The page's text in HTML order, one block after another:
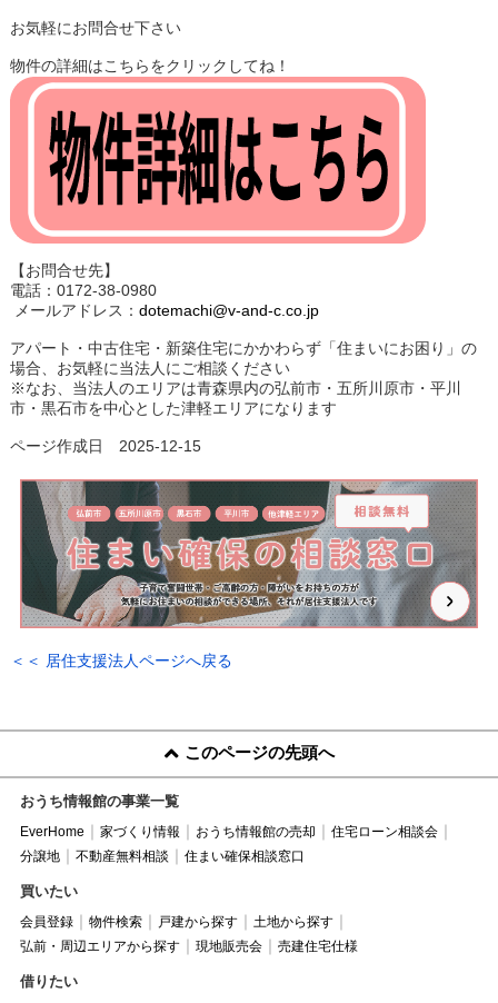
お気軽にお問合せ下さい
物件の詳細はこちらをクリックしてね！
【お問合せ先】
電話：0172-38-0980
メールアドレス： dotemachi@v-and-c.co.jp
アパート・中古住宅・新築住宅にかかわらず「住まいにお困り」の
場合、お気軽に当法人にご相談ください
※なお、当法人のエリアは青森県内の弘前市・五所川原市・平川
市・黒石市を中心とした津軽エリアになります
ページ作成日 2025-12-15
＜＜ 居住支援法人ページへ戻る
このページの先頭へ
おうち情報館の事業一覧
EverHome 家づくり情報 おうち情報館の売却
住宅ローン相談会
分譲地
不動産無料相談 住まい確保相談窓口
買いたい
会員登録 物件検索 戸建から探す
土地から探す
弘前・周辺エリアから探す
現地販売会 売建住宅仕様
借りたい